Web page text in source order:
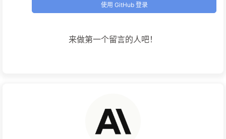
使用 GitHub 登录
来做第一个留言的人吧！